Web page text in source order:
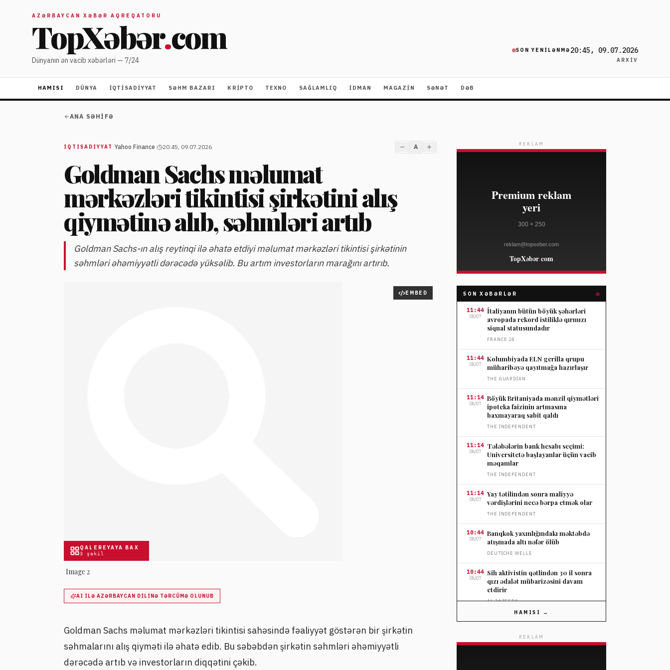
AZƏRBAYCAN XƏBƏR AQREQATORU
TopXəbər.com
Dünyanın ən vacib xəbərləri — 7/24
SON YENILƏNMƏ 20:45, 09.07.2026
ARXIV
HAMISI DÜNYA İQTISADIYYAT SƏHM BAZARI KRIPTO TEXNO SAĞLAMLIQ İDMAN MAGAZİN SƏNƏT DƏB
ANA SƏHIFƏ
İQTISADIYYAT Yahoo Finance 20:45, 09.07.2026 A
Goldman Sachs məlumat
mərkəzləri tikintisi şirkətini alış
qiymətinə alıb, səhmləri artıb
Goldman Sachs-ın alış reytinqi ilə əhatə etdiyi məlumat mərkəzləri tikintisi şirkətinin
səhmləri əhəmiyyətli dərəcədə yüksəlib. Bu artım investorların marağını artırıb.
QALEREYAYA BAX
3 şəkil
EMBED
Image 2
AI ILƏ AZƏRBAYCAN DILINƏ TƏRCÜMƏ OLUNUB
Goldman Sachs məlumat mərkəzləri tikintisi sahəsində fəaliyyət göstərən bir şirkətin
səhmalarını alış qiyməti ilə əhatə edib. Bu səbəbdən şirkətin səhmləri əhəmiyyətli
dərəcədə artıb və investorların diqqətini çəkib.
REKLAM
SON XƏBƏRLƏR
11:44
08/07
İtaliyanın bütün böyük şəhərləri
avropada rekord istiliklə qırmızı
siqnal statusundadır
FRANCE 24
11:44
08/07
Kolumbiyada ELN gerilla qrupu
müharibəyə qayıtmağa hazırlaşır
THE GUARDIAN
11:14
08/07
Böyük Britaniyada mənzil qiymətləri
ipoteka faizinin artmasına
baxmayaraq sabit qaldı
THE İNDEPENDENT
11:14
08/07
Tələbələrin bank hesabı seçimi:
Universitetə başlayanlar üçün vacib
məqamlar
THE İNDEPENDENT
11:14
08/07
Yay tətilindən sonra maliyyə
vərdişlərini necə bərpa etmək olar
THE İNDEPENDENT
10:44
08/07
Banqkok yaxınlığındakı məktəbdə
atışmada altı nəfər ölüb
DEUTSCHE WELLE
10:44
08/07
Sih aktivistin qətlindən 30 il sonra
qızı ədalət mübarizəsini davam
etdirir
AL JAZEERA
10:44 Banqkok yaxınlığında məktəbdə
HAMISI →
REKLAM